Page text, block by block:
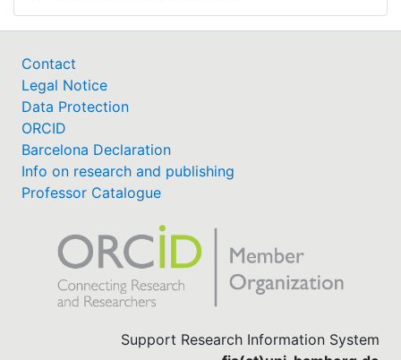
Contact
Legal Notice
Data Protection
ORCID
Barcelona Declaration
Info on research and publishing
Professor Catalogue
Support Research Information System